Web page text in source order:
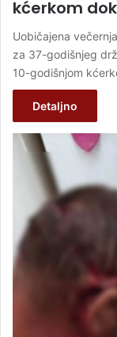
kćerkom
Uobičajena
za 37-godišnjeg
10-godišnjom
Detaljno